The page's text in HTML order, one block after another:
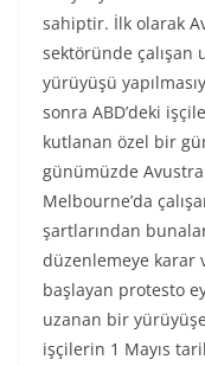
sahiptir. İlk olarak
sektöründe çalışan
yürüyüşü
sonra ABD’deki
kutlanan özel bir
günümüzde
Melbourne’da
şartlarından
düzenlemeye karar
başlayan protesto
uzanan bir
işçilerin 1 Mayıs